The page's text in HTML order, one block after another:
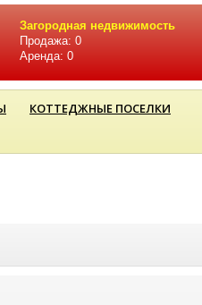
Загородная недвижимость
Продажа: 0
Аренда: 0
КОТТЕДЖНЫЕ ПОСЕЛКИ